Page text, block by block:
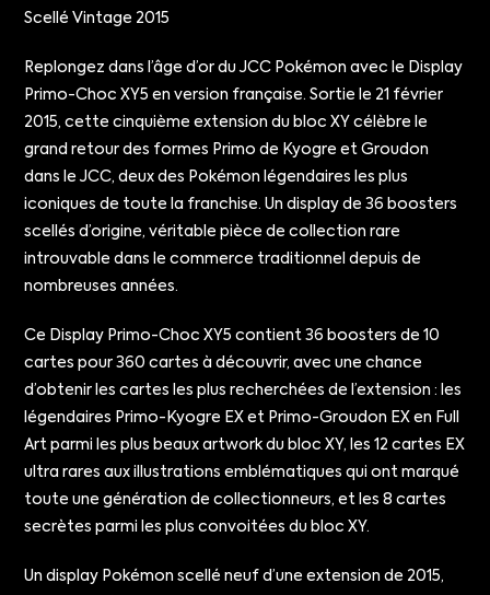
Scellé Vintage 2015
Replongez dans l’âge d’or du JCC Pokémon avec le Display
Primo-Choc XY5 en version française. Sortie le 21 février
2015, cette cinquième extension du bloc XY célèbre le
grand retour des formes Primo de Kyogre et Groudon
dans le JCC, deux des Pokémon légendaires les plus
iconiques de toute la franchise. Un display de 36 boosters
scellés d’origine, véritable pièce de collection rare
introuvable dans le commerce traditionnel depuis de
nombreuses années.
Ce Display Primo-Choc XY5 contient 36 boosters de 10
cartes pour 360 cartes à découvrir, avec une chance
d’obtenir les cartes les plus recherchées de l’extension : les
légendaires Primo-Kyogre EX et Primo-Groudon EX en Full
Art parmi les plus beaux artwork du bloc XY, les 12 cartes EX
ultra rares aux illustrations emblématiques qui ont marqué
toute une génération de collectionneurs, et les 8 cartes
secrètes parmi les plus convoitées du bloc XY.
Un display Pokémon scellé neuf d’une extension de 2015,